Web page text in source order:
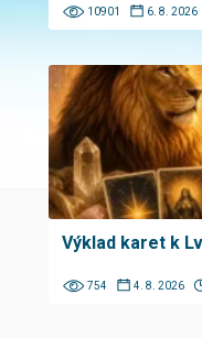
10901 6. 8. 2026
Výklad karet k
754 4. 8. 2026